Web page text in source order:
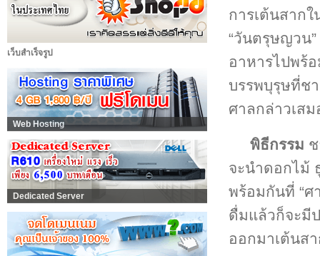
เว็บสำเร็จรูป
Web Hosting
Dedicated Server
การเต้นสาก
“วันตรุษญวน
อาหารไปพร้อ
บรรพบุรุษที่ช
ศาลกล่าวเส
พิธีกรรม
จะนำดอกไม้
พร้อมกันที่ “ศ
ดื่มแล้วก็จะมี
ออกมาเต้นส